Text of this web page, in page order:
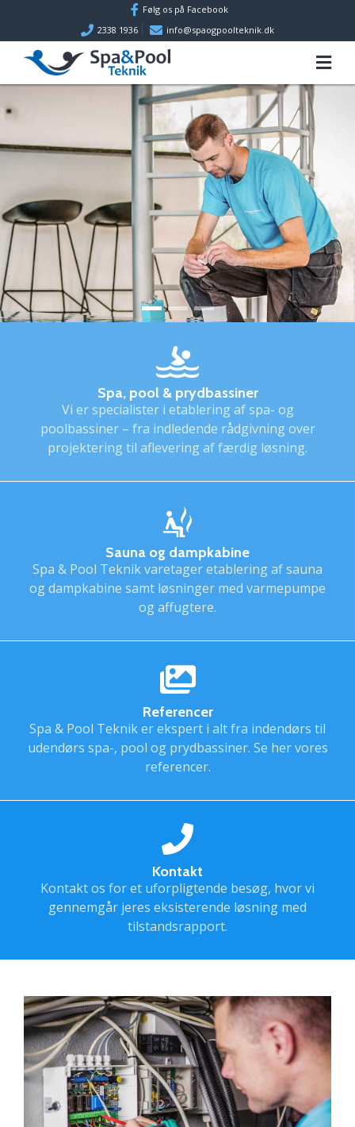
Følg os på Facebook
2338 1936
info@spaogpoolteknik.dk
Spa, pool & prydbassiner
Referencer
Kontakt
Spa, pool & prydbassiner
Vi er specialister i etablering af spa- og
poolbassiner – fra indledende rådgivning over
projektering til aflevering af færdig løsning.
Sauna og dampkabine
Spa & Pool Teknik varetager etablering af sauna
og dampkabine samt løsninger med varmepumpe
og affugtere.
Referencer
Spa & Pool Teknik er ekspert i alt fra indendørs til
udendørs spa-, pool og prydbassiner. Se her vores
referencer.
Kontakt
Kontakt os for et uforpligtende besøg, hvor vi
gennemgår jeres eksisterende løsning med
tilstandsrapport.